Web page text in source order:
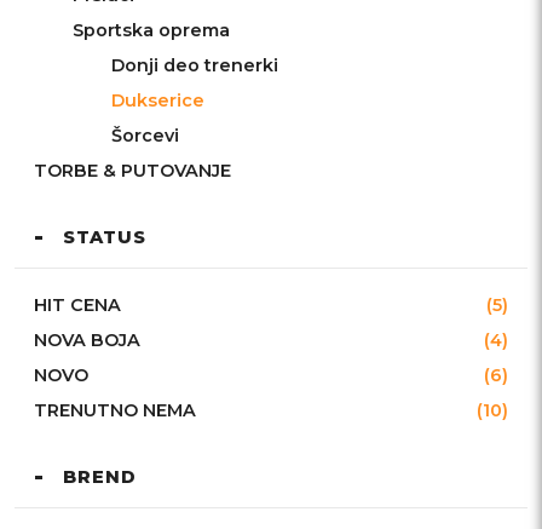
Sportska oprema
Donji deo trenerki
Dukserice
Šorcevi
TORBE & PUTOVANJE
STATUS
HIT CENA
(5)
NOVA BOJA
(4)
NOVO
(6)
TRENUTNO NEMA
(10)
BREND